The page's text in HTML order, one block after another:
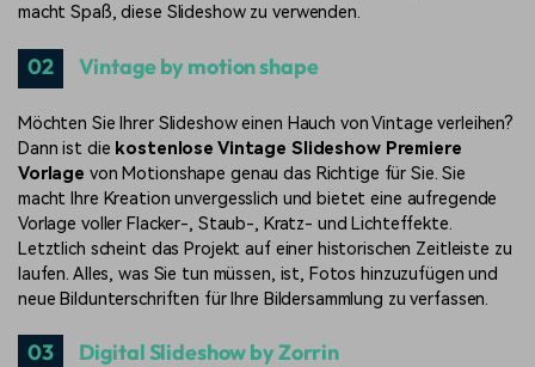
macht Spaß, diese Slideshow zu verwenden.
02 Vintage by motion shape
Möchten Sie Ihrer Slideshow einen Hauch von Vintage verleihen?
Dann ist die kostenlose Vintage Slideshow Premiere
Vorlage von Motionshape genau das Richtige für Sie. Sie
macht Ihre Kreation unvergesslich und bietet eine aufregende
Vorlage voller Flacker-, Staub-, Kratz- und Lichteffekte.
Letztlich scheint das Projekt auf einer historischen Zeitleiste zu
laufen. Alles, was Sie tun müssen, ist, Fotos hinzuzufügen und
neue Bildunterschriften für Ihre Bildersammlung zu verfassen.
03 Digital Slideshow by Zorrin